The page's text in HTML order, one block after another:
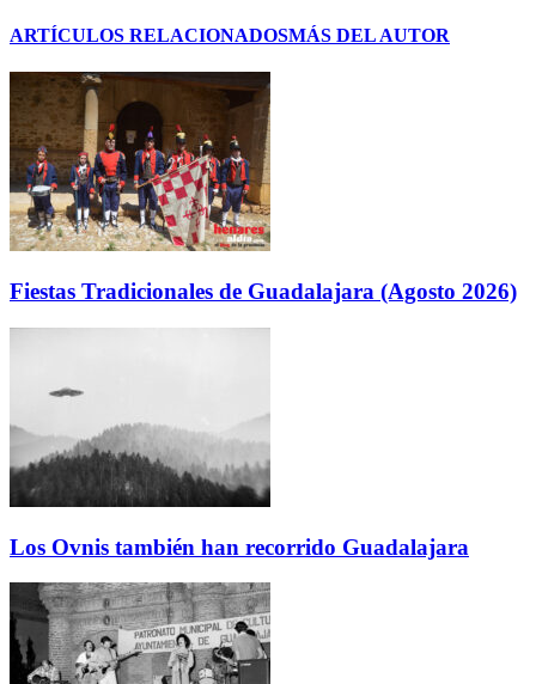
ARTÍCULOS RELACIONADOSMÁS DEL AUTOR
Fiestas Tradicionales de Guadalajara (Agosto 2026)
Los Ovnis también han recorrido Guadalajara